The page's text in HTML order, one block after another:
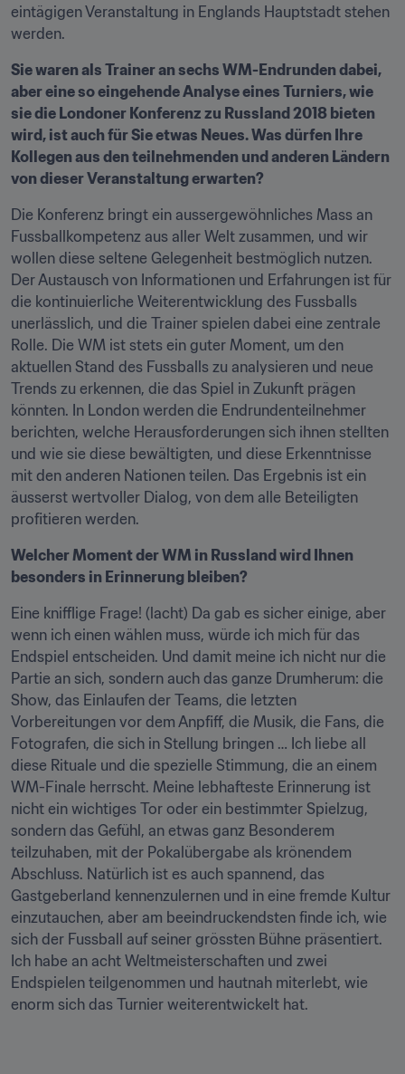
eintägigen Veranstaltung in Englands Hauptstadt stehen
werden.
Sie waren als Trainer an sechs WM-Endrunden dabei,
aber eine so eingehende Analyse eines Turniers, wie
sie die Londoner Konferenz zu Russland 2018 bieten
wird, ist auch für Sie etwas Neues. Was dürfen Ihre
Kollegen aus den teilnehmenden und anderen Ländern
von dieser Veranstaltung erwarten?
Die Konferenz bringt ein aussergewöhnliches Mass an
Fussballkompetenz aus aller Welt zusammen, und wir
wollen diese seltene Gelegenheit bestmöglich nutzen.
Der Austausch von Informationen und Erfahrungen ist für
die kontinuierliche Weiterentwicklung des Fussballs
unerlässlich, und die Trainer spielen dabei eine zentrale
Rolle. Die WM ist stets ein guter Moment, um den
aktuellen Stand des Fussballs zu analysieren und neue
Trends zu erkennen, die das Spiel in Zukunft prägen
könnten. In London werden die Endrundenteilnehmer
berichten, welche Herausforderungen sich ihnen stellten
und wie sie diese bewältigten, und diese Erkenntnisse
mit den anderen Nationen teilen. Das Ergebnis ist ein
äusserst wertvoller Dialog, von dem alle Beteiligten
profitieren werden.
Welcher Moment der WM in Russland wird Ihnen
besonders in Erinnerung bleiben?
Eine knifflige Frage! (lacht) Da gab es sicher einige, aber
wenn ich einen wählen muss, würde ich mich für das
Endspiel entscheiden. Und damit meine ich nicht nur die
Partie an sich, sondern auch das ganze Drumherum: die
Show, das Einlaufen der Teams, die letzten
Vorbereitungen vor dem Anpfiff, die Musik, die Fans, die
Fotografen, die sich in Stellung bringen … Ich liebe all
diese Rituale und die spezielle Stimmung, die an einem
WM-Finale herrscht. Meine lebhafteste Erinnerung ist
nicht ein wichtiges Tor oder ein bestimmter Spielzug,
sondern das Gefühl, an etwas ganz Besonderem
teilzuhaben, mit der Pokalübergabe als krönendem
Abschluss. Natürlich ist es auch spannend, das
Gastgeberland kennenzulernen und in eine fremde Kultur
einzutauchen, aber am beeindruckendsten finde ich, wie
sich der Fussball auf seiner grössten Bühne präsentiert.
Ich habe an acht Weltmeisterschaften und zwei
Endspielen teilgenommen und hautnah miterlebt, wie
enorm sich das Turnier weiterentwickelt hat.